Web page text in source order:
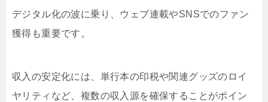
デジタル化の波に乗り、ウェブ連載やSNSでのファン
獲得も重要です。
収入の安定化には、単行本の印税や関連グッズのロイ
ヤリティなど、複数の収入源を確保することがポイン